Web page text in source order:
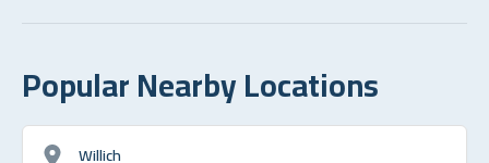
Popular Nearby Locations
Willich